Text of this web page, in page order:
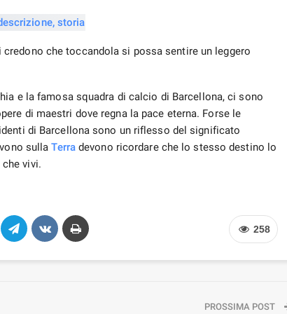
PROSSIMA POST
Hikkaduwa o Unawatuna in Sri Lanka: dove